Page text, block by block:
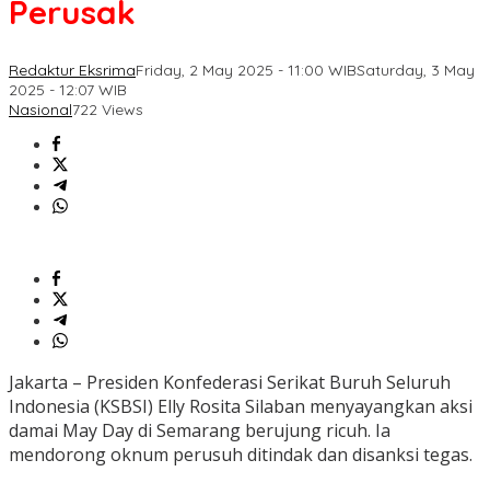
Perusak
Redaktur EksrimaFriday, 2 May 2025 - 11:00 WIBSaturday, 3 May
2025 - 12:07 WIB
Nasional722 Views
Jakarta – Presiden Konfederasi Serikat Buruh Seluruh
Indonesia (KSBSI) Elly Rosita Silaban menyayangkan aksi
damai May Day di Semarang berujung ricuh. Ia
mendorong oknum perusuh ditindak dan disanksi tegas.